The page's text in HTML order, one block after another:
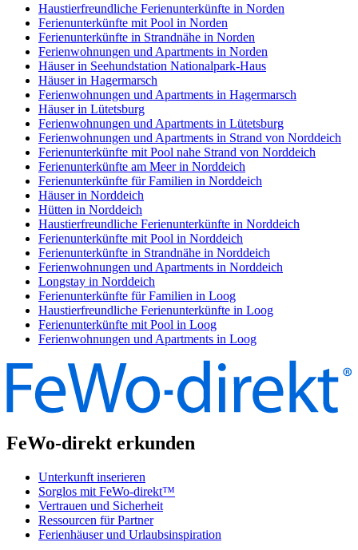
Haustierfreundliche Ferienunterkünfte in Norden
Ferienunterkünfte mit Pool in Norden
Ferienunterkünfte in Strandnähe in Norden
Ferienwohnungen und Apartments in Norden
Häuser in Seehundstation Nationalpark-Haus
Häuser in Hagermarsch
Ferienwohnungen und Apartments in Hagermarsch
Häuser in Lütetsburg
Ferienwohnungen und Apartments in Lütetsburg
Ferienwohnungen und Apartments in Strand von Norddeich
Ferienunterkünfte mit Pool nahe Strand von Norddeich
Ferienunterkünfte am Meer in Norddeich
Ferienunterkünfte für Familien in Norddeich
Häuser in Norddeich
Hütten in Norddeich
Haustierfreundliche Ferienunterkünfte in Norddeich
Ferienunterkünfte mit Pool in Norddeich
Ferienunterkünfte in Strandnähe in Norddeich
Ferienwohnungen und Apartments in Norddeich
Longstay in Norddeich
Ferienunterkünfte für Familien in Loog
Haustierfreundliche Ferienunterkünfte in Loog
Ferienunterkünfte mit Pool in Loog
Ferienwohnungen und Apartments in Loog
FeWo-direkt erkunden
Unterkunft inserieren
Sorglos mit FeWo-direkt™
Vertrauen und Sicherheit
Ressourcen für Partner
Ferienhäuser und Urlaubsinspiration